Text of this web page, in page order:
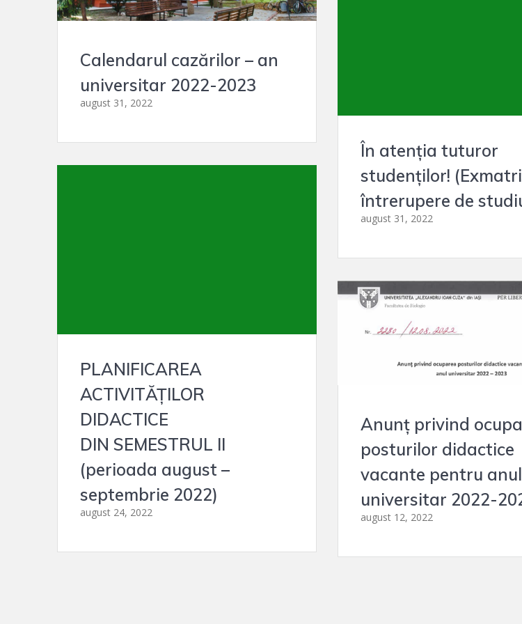
Calendarul cazărilor – an
universitar 2022-2023
august 31, 2022
În atenția tuturor
studenților!
întrerupere de
august 31, 2022
PLANIFICAREA
ACTIVITĂŢILOR
DIDACTICE
DIN SEMESTRUL II
(perioada august –
septembrie 2022)
august 24, 2022
Anunț privind
posturilor didactice
vacante pentru anul
universitar 2022-
august 12, 2022